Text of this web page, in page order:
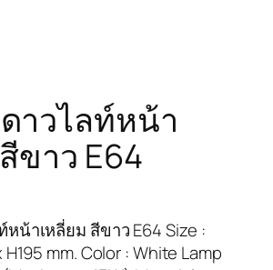
าวไลท์หน้า
ขาว E64
น้าเหลี่ยม สีขาว E64 Size :
H195 mm. Color : White Lamp